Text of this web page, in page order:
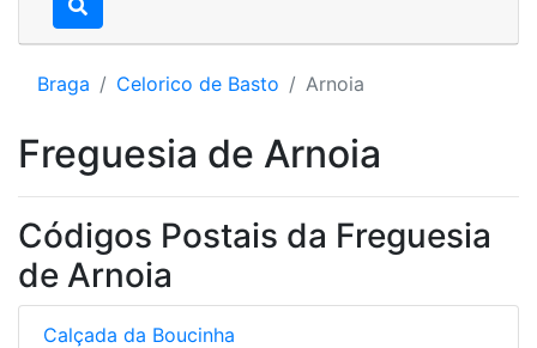
Braga Celorico de Basto Arnoia
Freguesia de Arnoia
Códigos Postais da Freguesia
de Arnoia
Calçada da Boucinha